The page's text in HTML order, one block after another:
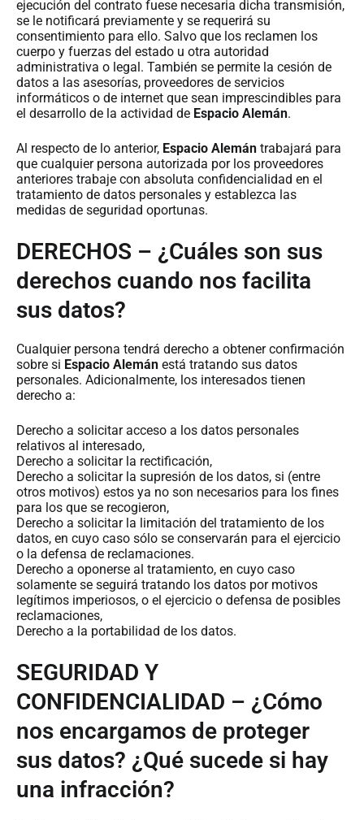
ejecución del contrato fuese necesaria dicha transmisión,
se le notificará previamente y se requerirá su
consentimiento para ello. Salvo que los reclamen los
cuerpo y fuerzas del estado u otra autoridad
administrativa o legal. También se permite la cesión de
datos a las asesorías, proveedores de servicios
informáticos o de internet que sean imprescindibles para
el desarrollo de la actividad de Espacio Alemán.
Al respecto de lo anterior, Espacio Alemán trabajará para
que cualquier persona autorizada por los proveedores
anteriores trabaje con absoluta confidencialidad en el
tratamiento de datos personales y establezca las
medidas de seguridad oportunas.
DERECHOS – ¿Cuáles son sus
derechos cuando nos facilita
sus datos?
Cualquier persona tendrá derecho a obtener confirmación
sobre si Espacio Alemán está tratando sus datos
personales. Adicionalmente, los interesados tienen
derecho a:
Derecho a solicitar acceso a los datos personales
relativos al interesado,
Derecho a solicitar la rectificación,
Derecho a solicitar la supresión de los datos, si (entre
otros motivos) estos ya no son necesarios para los fines
para los que se recogieron,
Derecho a solicitar la limitación del tratamiento de los
datos, en cuyo caso sólo se conservarán para el ejercicio
o la defensa de reclamaciones.
Derecho a oponerse al tratamiento, en cuyo caso
solamente se seguirá tratando los datos por motivos
legítimos imperiosos, o el ejercicio o defensa de posibles
reclamaciones,
Derecho a la portabilidad de los datos.
SEGURIDAD Y
CONFIDENCIALIDAD – ¿Cómo
nos encargamos de proteger
sus datos? ¿Qué sucede si hay
una infracción?